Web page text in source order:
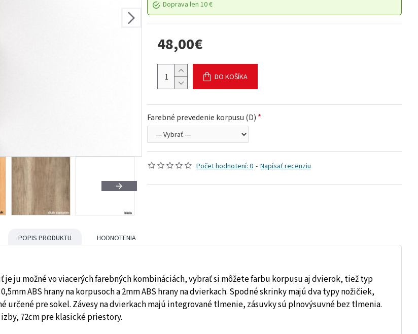
Doprava len 10 €
Počet hodnotení: 0 - Napísať recenziu
48,00€
Farebné prevedenie korpusu (D)
DO KOŠÍKA
POPIS PRODUKTU HODNOTENIA
je ju možné vo viacerých farebných kombináciách, vybrať si môžete farbu korpusu aj dvierok, tiež typ
ABS hrany na korpusoch a 2mm ABS hrany na dvierkach. Spodné skrinky majú dva typy nožičiek,
pre sokel. Závesy na dvierkach majú integrované tlmenie, zásuvky sú plnovýsuvné bez tlmenia.
72cm pre klasické priestory.